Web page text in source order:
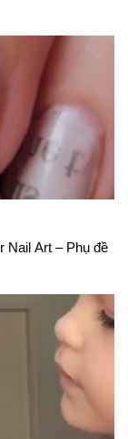
Nail Art – Phụ đề